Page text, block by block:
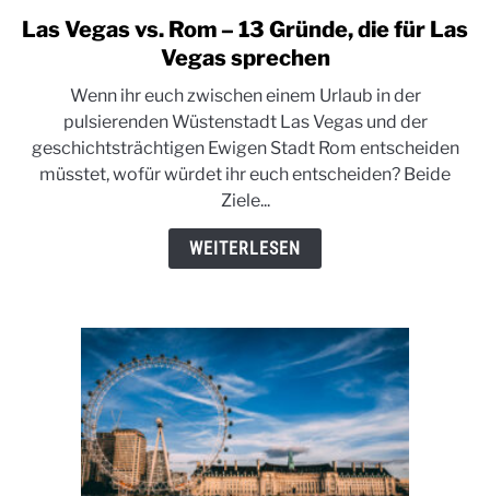
link
to
Vegas
vs.
Rom
–
13
Gründe,
Vegas
sprechen
Las Vegas vs. Rom – 13 Gründe, die für Las
Vegas sprechen
Wenn ihr euch zwischen einem Urlaub in der
pulsierenden Wüstenstadt Las Vegas und der
geschichtsträchtigen Ewigen Stadt Rom entscheiden
müsstet, wofür würdet ihr euch entscheiden? Beide
Ziele...
WEITERLESEN